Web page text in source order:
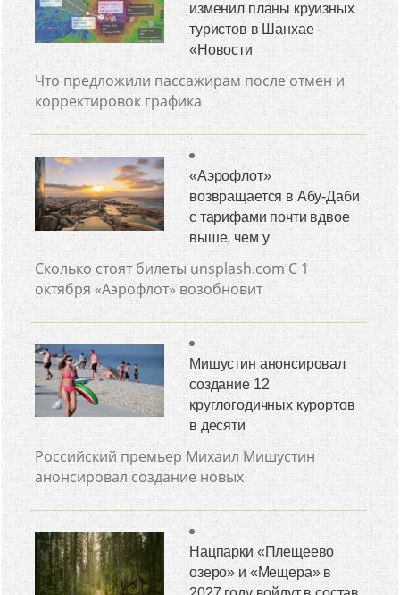
изменил планы круизных
туристов в Шанхае -
«Новости
Что предложили пассажирам после отмен и
корректировок графика
«Аэрофлот»
возвращается в Абу-Даби
с тарифами почти вдвое
выше, чем у
Сколько стоят билеты unsplash.com С 1
октября «Аэрофлот» возобновит
Мишустин анонсировал
создание 12
круглогодичных курортов
в десяти
Российский премьер Михаил Мишустин
анонсировал создание новых
Нацпарки «Плещеево
озеро» и «Мещера» в